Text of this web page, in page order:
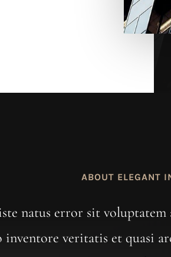
ABOUT ELEGANT
natus error sit
inventore veritatis et quasi